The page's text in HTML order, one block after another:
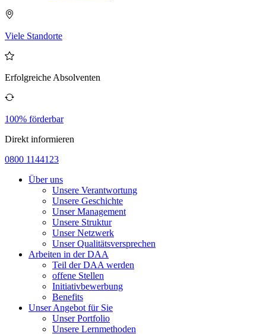
Viele Standorte
Erfolgreiche Absolventen
100% förderbar
Direkt informieren
0800 1144123
Über uns
Unsere Verantwortung
Unsere Geschichte
Unser Management
Unsere Struktur
Unser Netzwerk
Unser Qualitätsversprechen
Arbeiten in der DAA
Teil der DAA werden
offene Stellen
Initiativbewerbung
Benefits
Unser Angebot für Sie
Unser Portfolio
Unsere Lernmethoden